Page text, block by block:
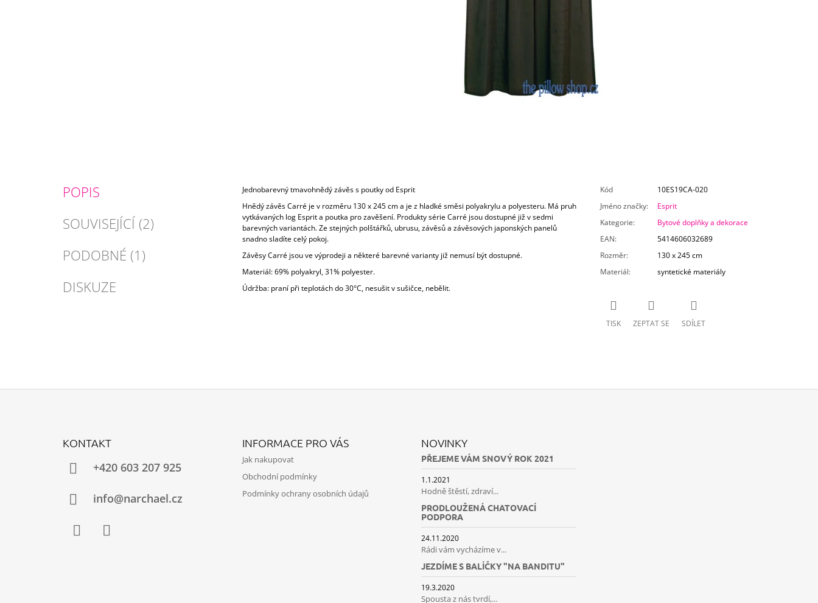
POPIS
SOUVISEJÍCÍ (2)
PODOBNÉ (1)
DISKUZE
Jednobarevný tmavohnědý závěs s poutky od Esprit
Hnědý závěs Carré je v rozměru 130 x 245 cm a je z hladké směsi polyakrylu a polyesteru. Má pruh
vytkávaných log Esprit a poutka pro zavěšení. Produkty série Carré jsou dostupné již v sedmi
barevných variantách. Ze stejných polštářků, ubrusu, závěsů a závěsových japonských panelů
snadno sladíte celý pokoj.
Závěsy Carré jsou ve výprodeji a některé barevné varianty již nemusí být dostupné.
Materiál: 69% polyakryl, 31% polyester.
Údržba: praní při teplotách do 30°C, nesušit v sušičce, nebělit.
Kód
10ES19CA-020
Jméno značky:
Esprit
Kategorie:
Bytové doplňky a dekorace
EAN:
5414606032689
Rozměr:
130 x 245 cm
Materiál: syntetické materiály
TISK ZEPTAT SE SDÍLET
KONTAKT
+420 603 207 925
info@narchael.cz
INFORMACE PRO VÁS
Jak nakupovat
Obchodní podmínky
Podmínky ochrany osobních údajů
NOVINKY
PŘEJEME VÁM SNOVÝ ROK 2021
1.1.2021
Hodně štěstí, zdraví...
PRODLOUŽENÁ CHATOVACÍ
PODPORA
24.11.2020
Rádi vám vycházíme v...
JEZDÍME S BALÍČKY "NA BANDITU"
19.3.2020
Spousta z nás tvrdí,...